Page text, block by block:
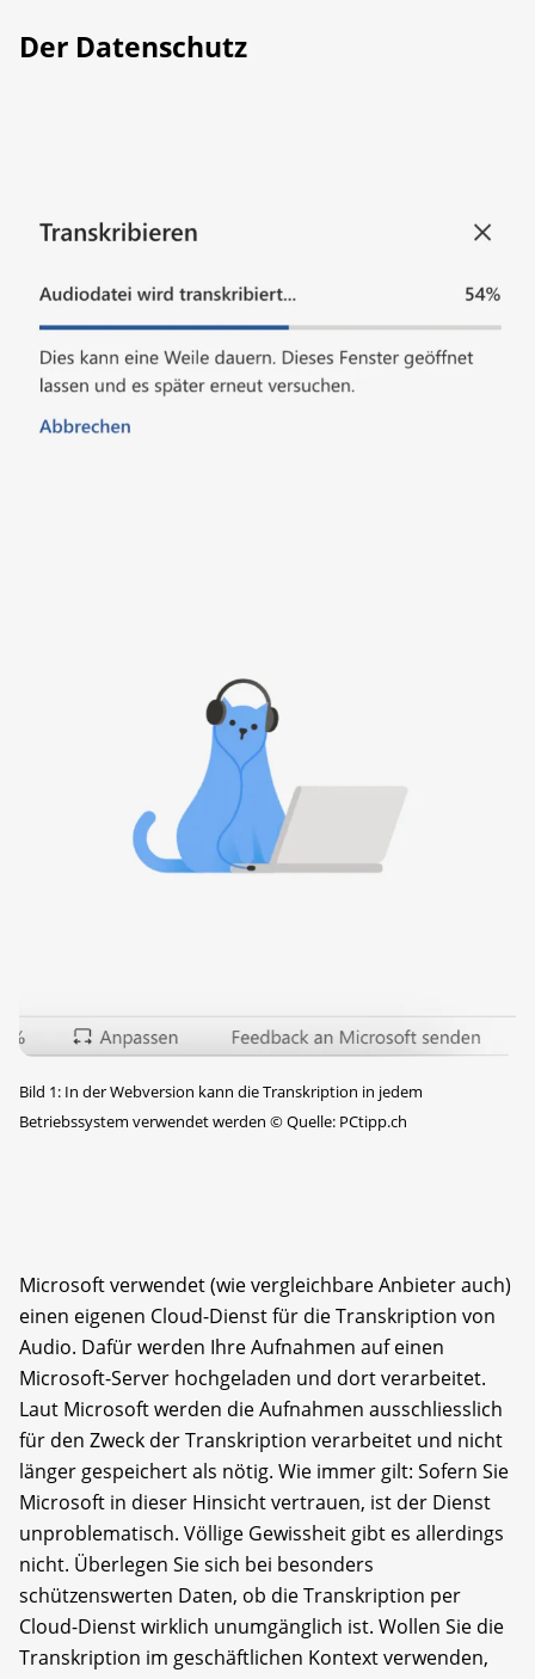
Der Datenschutz
Bild 1: In der Webversion kann die Transkription in jedem
Betriebssystem verwendet werden ©Quelle: PCtipp.ch
Microsoft verwendet (wie vergleichbare Anbieter auch)
einen eigenen Cloud-Dienst für die Transkription von
Audio. Dafür werden Ihre Aufnahmen auf einen
Microsoft-Server hochgeladen und dort verarbeitet.
Laut Microsoft werden die Aufnahmen ausschliesslich
für den Zweck der Transkription verarbeitet und nicht
länger gespeichert als nötig. Wie immer gilt: Sofern Sie
Microsoft in dieser Hinsicht vertrauen, ist der Dienst
unproblematisch. Völlige Gewissheit gibt es allerdings
nicht. Überlegen Sie sich bei besonders
schützenswerten Daten, ob die Transkription per
Cloud-Dienst wirklich unumgänglich ist. Wollen Sie die
Transkription im geschäftlichen Kontext verwenden,